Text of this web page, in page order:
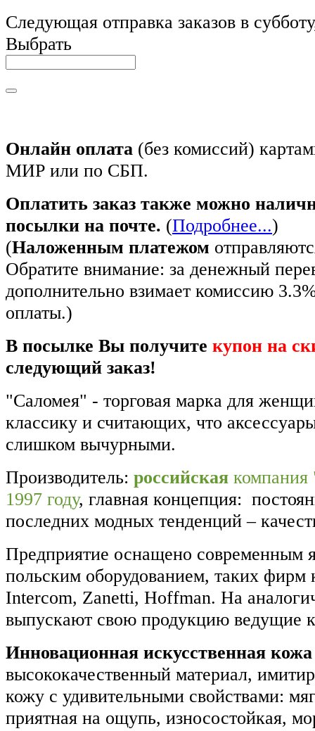
Следующая отправка заказов в
Выбрать
Онлайн оплата (без комиссий)
МИР или по СБП.
Оплатить заказ также можно
посылки на почте. (Подробнее...)
(Наложенным платежом
Обратите внимание: за денежный
дополнительно взимает комиссию
оплаты.)
В посылке Вы получите купон на
следующий заказ!
"Саломея" - торговая марка для
классику и считающих, что
слишком вычурными.
Производитель: российская
1997 году, главная концепция:
последних модных тенденций –
Предприятие оснащено современным
польским оборудованием, таких фирм
Intercom, Zanetti, Hoffman. На
выпускают свою продукцию ведущие
Инновационная искусственная
высококачественный материал,
кожу с удивительными свойствами:
приятная на ощупь, износостойкая,